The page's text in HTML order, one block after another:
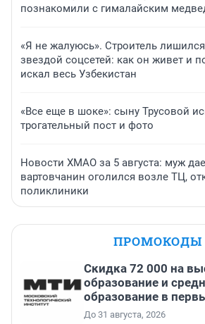
познакомили с гималайским
«Я не жалуюсь». Строитель
звездой соцсетей: как он живет и
искал весь Узбекистан
«Все еще в шоке»: сыну Трусовой
трогательный пост и фото
Новости ХМАО за 5 августа: муж
вартовчанин оголился возле ТЦ,
поликлиники
ПРОМОКОДЫ
Скидка 72 000 на
образование и
образование в
До 31 августа, 2026